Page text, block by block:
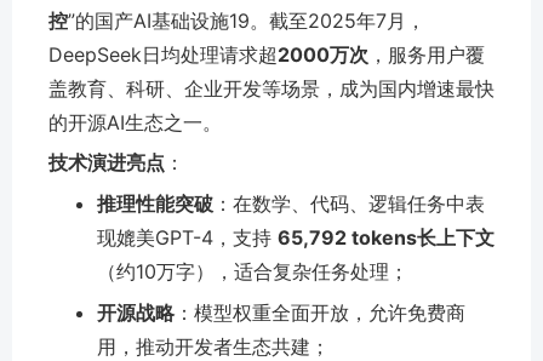
控”的国产AI基础设施19。截至2025年7月，
DeepSeek日均处理请求超2000万次 ，服务用户覆
盖教育、科研、企业开发等场景，成为国内增速最快
的开源AI生态之一。
技术演进亮点 ：
推理性能突破 ：在数学、代码、逻辑任务中表
现媲美GPT-4，支持 65,792 tokens长上下文
（约10万字），适合复杂任务处理；
开源战略：模型权重全面开放，允许免费商
用，推动开发者生态共建；